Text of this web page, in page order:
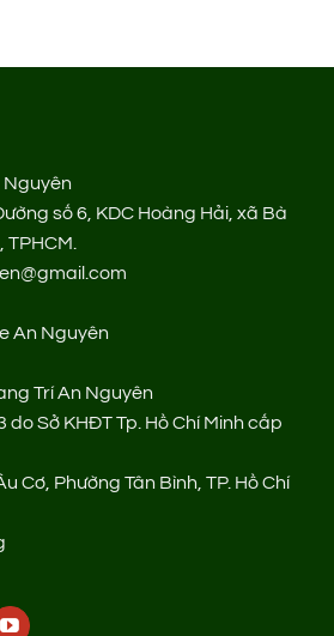
Nguyên
số 6, KDC Hoàng Hải, xã Bà
TPHCM.
An Nguyên
Trí An Nguyên
do Sở KHĐT Tp. Hồ Chí Minh cấp
Cơ, Phường Tân Bình, TP. Hồ Chí